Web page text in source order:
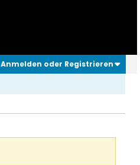
Anmelden oder Registrieren